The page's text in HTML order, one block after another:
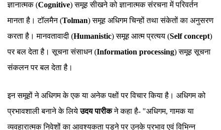
ज्ञानात्मक (Cognitive) समूह सीखने को ज्ञानात्मक संरचना में परिवर्तन
मानता है। टॉलमैन (Tolman) समूह अधिगम चिन्हों तथा संकेतों का अनुसरण
करता है। मानवतावादी (Humanistic) समूह आत्म प्रत्यय (Self concept)
पर बल देता है। सूचना संसाधन (Information processing) समूह सूचना
संकलन पर बल देता है।
इन समूहों ने अधिगम के एक या अनेक पक्षों पर विचार किया है। अधिगम को
प्रभावशाली बनाने के लियेउदय पारीकने कहा है- "अधिगम, गामक या
व्यवहारात्मक निवेशों का आवश्यकता पड़ने पर उनके प्रभाव एवं विभिन्न